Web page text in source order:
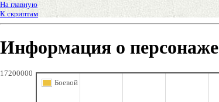
На главную
К скриптам
Информация о персонаже
17200000
Боевой